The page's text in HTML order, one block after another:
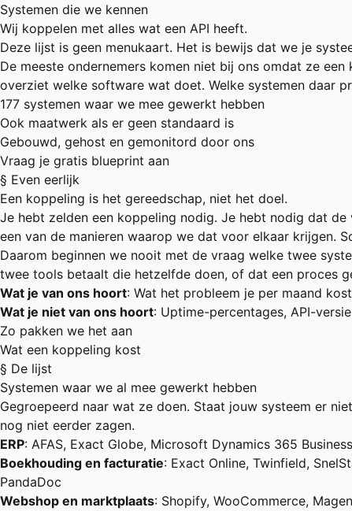
Systemen die we kennen
Wij koppelen met alles wat een API heeft.
Deze lijst is geen menukaart. Het is bewijs dat we je
De meeste ondernemers komen niet bij ons omdat ze
overziet welke software wat doet. Welke systemen daar
177 systemen waar we mee gewerkt hebben
Ook maatwerk als er geen standaard is
Gebouwd, gehost en gemonitord door ons
Vraag je gratis blueprint aan
§ Even eerlijk
Een koppeling is het gereedschap, niet het doel.
Je hebt zelden een koppeling nodig. Je hebt nodig dat
een van de manieren waarop we dat voor elkaar krijgen.
Daarom beginnen we nooit met de vraag welke twee
twee tools betaalt die hetzelfde doen, of dat een proces
Wat je van ons hoort: Wat het probleem je per maand
Wat je niet van ons hoort: Uptime-percentages, API-
Zo pakken we het aan
Wat een koppeling kost
§ De lijst
Systemen waar we al mee gewerkt hebben
Gegroepeerd naar wat ze doen. Staat jouw systeem er
nog niet eerder zagen.
ERP: AFAS, Exact Globe, Microsoft Dynamics 365
Boekhouding en facturatie: Exact Online, Twinfield,
PandaDoc
Webshop en marktplaats: Shopify, WooCommerce,